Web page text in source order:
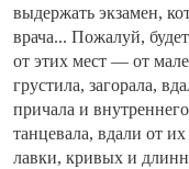
выдержать экзамен,
врача... Пожалуй,
от этих мест — от
грустила, загорала,
причала и
танцевала, вдали от
лавки, кривых и